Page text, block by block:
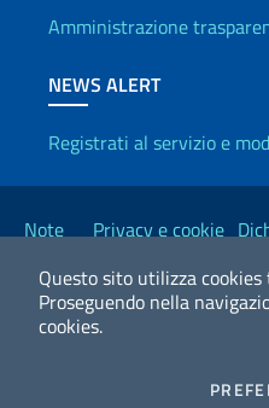
Questo sito utilizza
Proseguendo nella
cookies.
Amministrazione
NEWS ALERT
Registrati al servizio e
Link Utili
Note
Privacy e cookie